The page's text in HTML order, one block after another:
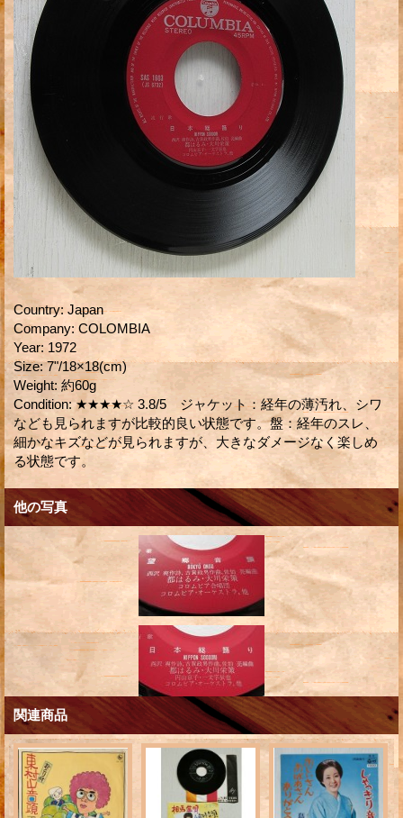
Country: Japan
Company: COLOMBIA
Year: 1972
Size: 7"/18×18(cm)
Weight: 約60g
Condition: ★★★★☆ 3.8/5 ジャケット：経年の薄汚れ、シワ
なども見られますが比較的良い状態です。盤：経年のスレ、
細かなキズなどが見られますが、大きなダメージなく楽しめ
る状態です。
他の写真
関連商品